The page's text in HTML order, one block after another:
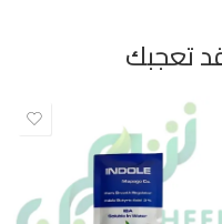
تعجبك